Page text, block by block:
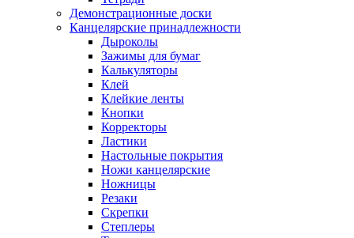
Демонстрационные доски
Канцелярские принадлежности
Дыроколы
Зажимы для бумаг
Калькуляторы
Клей
Клейкие ленты
Кнопки
Корректоры
Ластики
Настольные покрытия
Ножи канцелярские
Ножницы
Резаки
Скрепки
Степлеры